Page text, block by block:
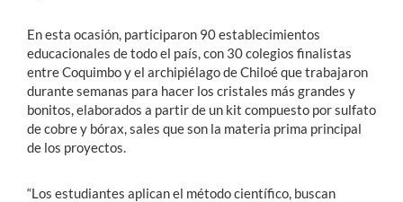
En esta ocasión, participaron 90 establecimientos
educacionales de todo el país, con 30 colegios finalistas
entre Coquimbo y el archipiélago de Chiloé que trabajaron
durante semanas para hacer los cristales más grandes y
bonitos, elaborados a partir de un kit compuesto por sulfato
de cobre y bórax, sales que son la materia prima principal
de los proyectos.
“Los estudiantes aplican el método científico, buscan